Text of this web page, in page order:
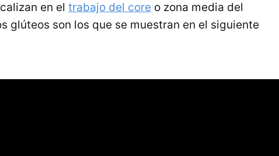
en el trabajo del core o zona media del
glúteos son los que se muestran en el siguiente